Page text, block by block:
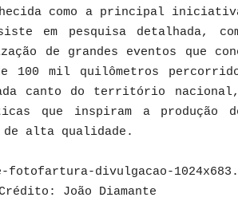
como a principal
em pesquisa detalhada,
de grandes eventos que
100 mil quilômetros
canto do território
que inspiram a produção
alta qualidade.
João Diamante